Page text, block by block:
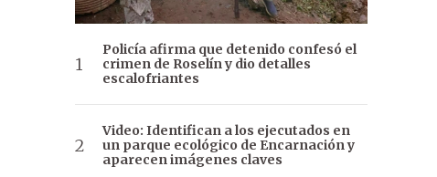
Policía afirma que detenido confesó el
crimen de Roselín y dio detalles
escalofriantes
Video: Identifican a los ejecutados en
un parque ecológico de Encarnación y
aparecen imágenes claves